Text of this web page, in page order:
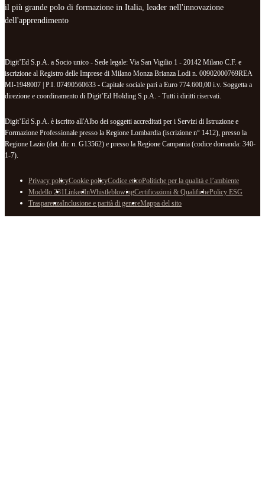
il più grande polo di formazione in Italia, leader nell'innovazione
dell'apprendimento
Digit’Ed S.p.A. a Socio unico - Sede legale: Via San Vigilio 1 - 20142 Milano C.F. e
iscrizione al Registro delle Imprese di Milano Monza Brianza Lodi n. 00902000769REA
MI-1948007 | P.I. 07490560633 - Capitale sociale pari a Euro 774.600,00 i.v. Soggetta a
direzione e coordinamento di Digit’Ed Holding S.p.A. - Tutti i diritti riservati.
Digit’Ed S.p.A. è iscritto all'Albo dei soggetti accreditati per i Servizi di Istruzione e
Formazione Professionale presso la Regione Lombardia (iscrizione n° 1412), presso la
Regione Lazio (det. dir. n. G13562) e presso la Regione Campania (codice domanda: 340-
1-7).
Privacy policyCookie policyCodice eticoPolitiche per la qualità e l’ambiente
Modello 231LinkedInWhistleblowingCertificazioni & QualifichePolicy ESG
TrasparenzaInclusione e parità di genereMappa del sito